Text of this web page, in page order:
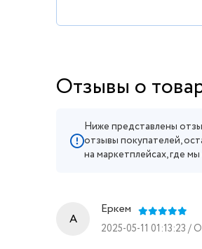
Отзывы о
Ниже представлены
отзывы покупателей,
на маркетплейсах, где
A
Еркем
2025-05-11 01:13:23 /